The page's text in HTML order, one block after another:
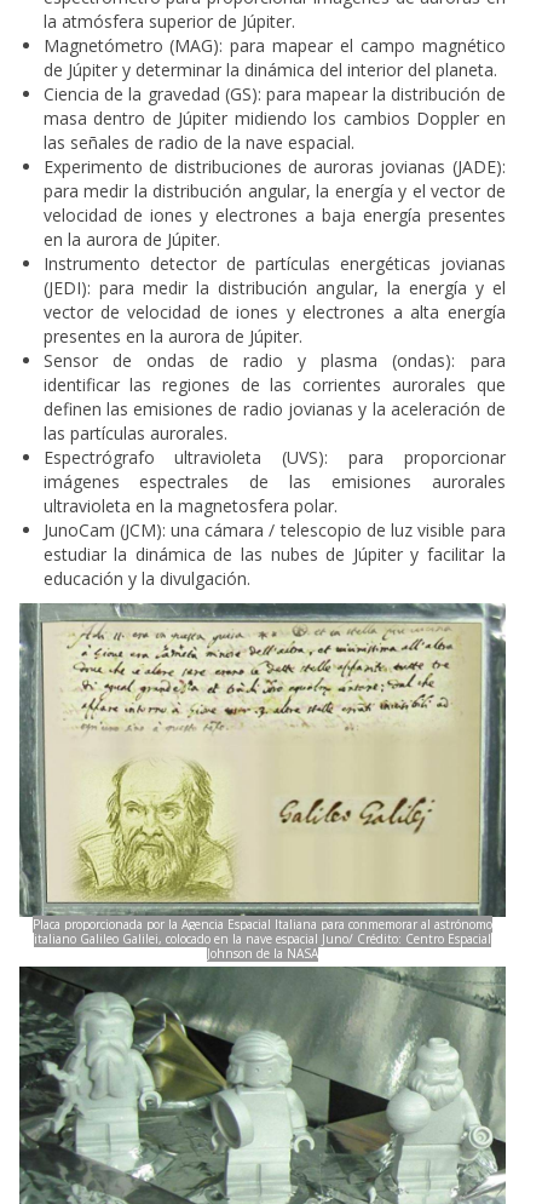
la atmósfera superior de Júpiter.
Magnetómetro (MAG): para mapear el campo magnético
de Júpiter y determinar la dinámica del interior del planeta.
Ciencia de la gravedad (GS): para mapear la distribución de
masa dentro de Júpiter midiendo los cambios Doppler en
las señales de radio de la nave espacial.
Experimento de distribuciones de auroras jovianas (JADE):
para medir la distribución angular, la energía y el vector de
velocidad de iones y electrones a baja energía presentes
en la aurora de Júpiter.
Instrumento detector de partículas energéticas jovianas
(JEDI): para medir la distribución angular, la energía y el
vector de velocidad de iones y electrones a alta energía
presentes en la aurora de Júpiter.
Sensor de ondas de radio y plasma (ondas): para
identificar las regiones de las corrientes aurorales que
definen las emisiones de radio jovianas y la aceleración de
las partículas aurorales.
Espectrógrafo ultravioleta (UVS): para proporcionar
imágenes espectrales de las emisiones aurorales
ultravioleta en la magnetosfera polar.
JunoCam (JCM): una cámara / telescopio de luz visible para
estudiar la dinámica de las nubes de Júpiter y facilitar la
educación y la divulgación.
Placa proporcionada por la Agencia Espacial Italiana para conmemorar al astrónomo
italiano Galileo Galilei, colocado en la nave espacial Juno/ Crédito: Centro Espacial
Johnson de la NASA